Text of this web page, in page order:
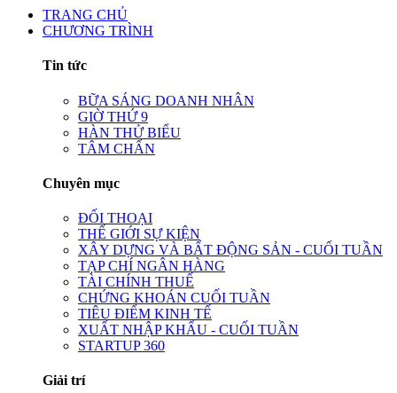
TRANG CHỦ
CHƯƠNG TRÌNH
Tin tức
BỮA SÁNG DOANH NHÂN
GIỜ THỨ 9
HÀN THỬ BIỂU
TÂM CHẤN
Chuyên mục
ĐỐI THOẠI
THẾ GIỚI SỰ KIỆN
XÂY DỰNG VÀ BẤT ĐỘNG SẢN - CUỐI TUẦN
TẠP CHÍ NGÂN HÀNG
TÀI CHÍNH THUẾ
CHỨNG KHOÁN CUỐI TUẦN
TIÊU ĐIỂM KINH TẾ
XUẤT NHẬP KHẨU - CUỐI TUẦN
STARTUP 360
Giải trí